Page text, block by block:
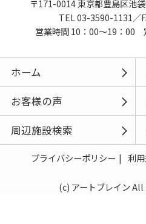
〒171-0014 東京都豊島区池
TEL 03-3590-1131／
営業時間 10：00～19：00
ホーム
お客様の声
周辺施設検索
プライバシーポリシー 利
(c) アートブレイン